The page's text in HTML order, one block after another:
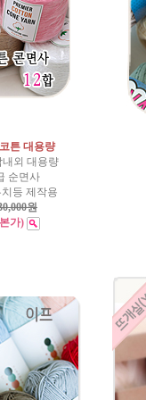
튼 대용량
외 대용량
순면사
등 제작용
원
가)